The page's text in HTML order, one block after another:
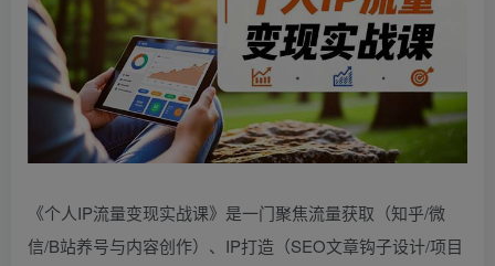
《个人IP流量变现实战课》是一门聚焦流量获取（知乎/微
信/B站养号与内容创作）、IP打造（SEO文章钩子设计/项目